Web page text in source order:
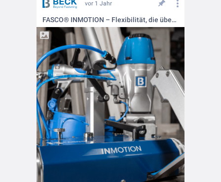
vor 1 Jahr
FASCO® INMOTION – Flexibilität, die überzeugt 🚀🔧